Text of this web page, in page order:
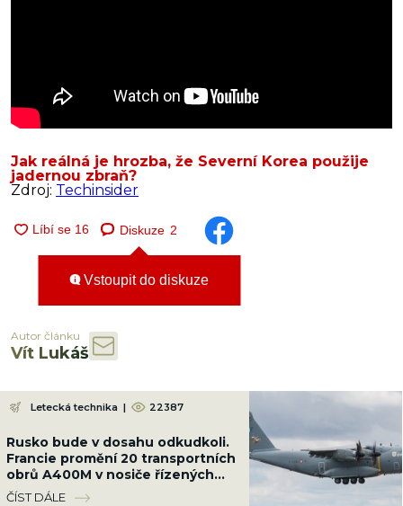
Jak reálná je hrozba, že Severní Korea použije
jadernou zbraň?
Zdroj: Techinsider
Diskuze 2
Vstoupit do diskuze
Autor článku
Vít Lukáš
Letecká technika | 22387
Rusko bude v dosahu odkudkoli.
Francie promění 20 transportních
obrů A400M v nosiče řízených
střel s doletem 9 000 km
ČÍST DÁLE